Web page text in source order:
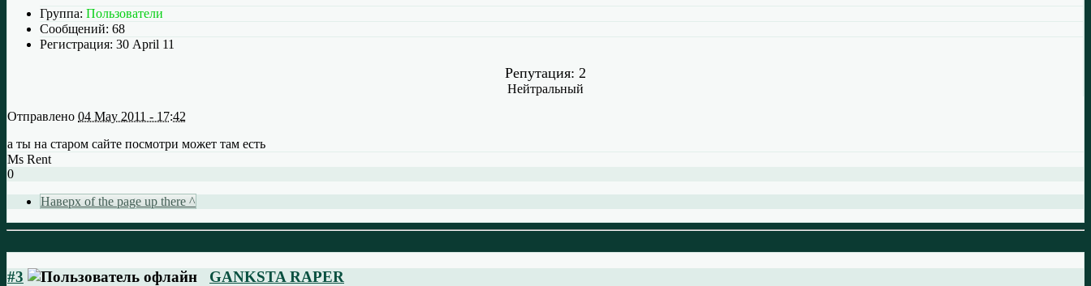
Группа: Пользователи
Сообщений: 68
Регистрация: 30 April 11
Репутация: 2
Нейтральный
Отправлено 04 May 2011 - 17:42
а ты на старом сайте посмотри может там есть
Ms Rent
0
Наверх of the page up there ^
#3 GANKSTA RAPER